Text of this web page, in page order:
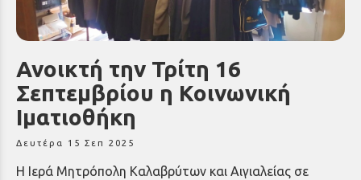
Ανοικτή την Τρίτη 16
Σεπτεμβρίου η Κοινωνική
Ιματιοθήκη
Δευτέρα 15 Σεπ 2025
Η Ιερά Μητρόπολη Καλαβρύτων και Αιγιαλείας σε